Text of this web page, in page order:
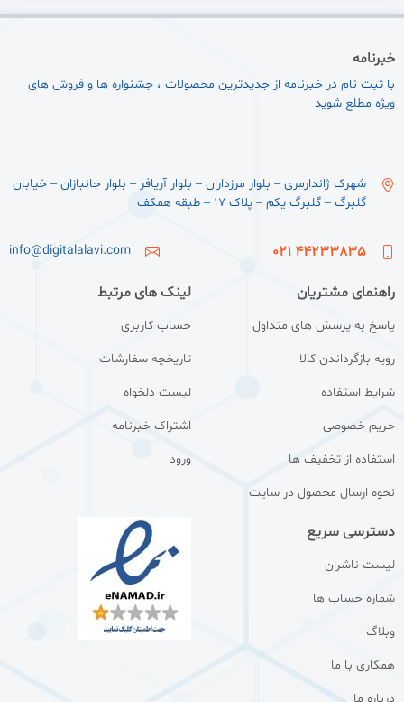
خبرنامه
با ثبت نام در خبرنامه از جدیدترین محصولات ، جشنواره ها و فروش های
ویژه مطلع شوید
شهرک ژاندارمری – بلوار مرزداران – بلوار آریافر – بلوار جانبازان – خیابان
گلبرگ – گلبرگ یکم – پلاک ۱۷ – طبقه همکف
44233835 021
info@digitalalavi.com
راهنمای مشتریان
پاسخ به پرسش های متداول
رویه بازگرداندن کالا
شرایط استفاده
حریم خصوصی
استفاده از تخفیف ها
نحوه ارسال محصول در سایت
لینک های مرتبط
حساب کاربری
تاریخچه سفارشات
لیست دلخواه
اشتراک خبرنامه
ورود
دسترسی سریع
لیست ناشران
شماره حساب ها
وبلاگ
همکاری با ما